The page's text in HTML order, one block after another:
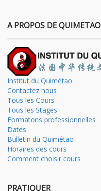
A PROPOS DE QUIMETAO
Institut du Quimétao
Contactez nous
Tous les Cours
Tous les Stages
Formatons professionnelles
Dates
Bulletin du Quimétao
Horaires des cours
Comment choisir cours
PRATIQUER